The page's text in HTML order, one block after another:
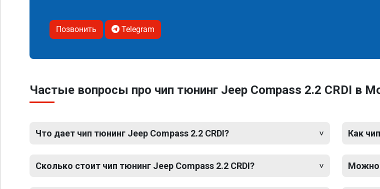
Позвонить Telegram
Частые вопросы про чип тюнинг Jeep Compass 2.2 CRDI в
Что дает чип тюнинг Jeep Compass 2.2 CRDI?
Сколько стоит чип тюнинг Jeep Compass 2.2 CRDI?
Как
Можно